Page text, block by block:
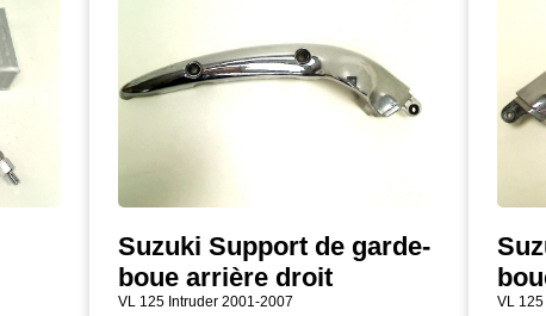
Suzuki Support de garde-
boue arrière droit
VL 125 Intruder 2001-2007 VL